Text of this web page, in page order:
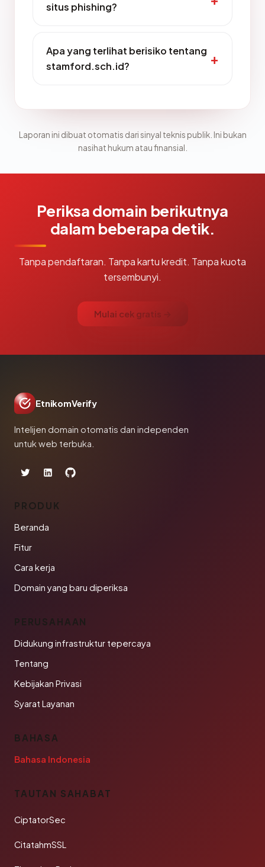
situs phishing?
Apa yang terlihat berisiko tentang
stamford.sch.id?
Laporan ini dibuat otomatis dari sinyal teknis publik. Ini bukan
nasihat hukum atau finansial.
Periksa domain berikutnya
dalam beberapa detik.
Tanpa pendaftaran. Tanpa kartu kredit. Tanpa kuota
tersembunyi.
Mulai cek gratis →
EtnikomVerify
Intelijen domain otomatis dan independen
untuk web terbuka.
PRODUK
Beranda
Fitur
Cara kerja
Domain yang baru diperiksa
PERUSAHAAN
Didukung infrastruktur tepercaya
Tentang
Kebijakan Privasi
Syarat Layanan
BAHASA
Bahasa Indonesia
TAUTAN SAHABAT
CiptatorSec
CitatahmSSL